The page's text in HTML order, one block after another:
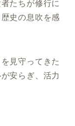
たちが修行に
史の息吹を感
見守ってきた
安らぎ、活力